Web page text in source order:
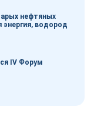
нефтяных
энергия, водород
IV Форум